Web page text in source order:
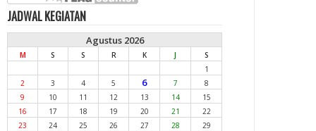
JADWAL KEGIATAN
Agustus 2026
M S S R K J
S
1
2
3 4 5 6 7
8
9
10 11 12 13 14
15
16
17 18 19 20 21
22
23
24 25 26 27 28
29